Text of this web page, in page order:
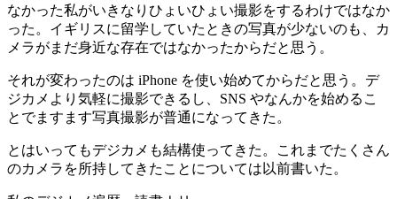
なかった私がいきなりひょいひょい撮影をするわけではなか
った。イギリスに留学していたときの写真が少ないのも、カ
メラがまだ身近な存在ではなかったからだと思う。
それが変わったのは iPhone を使い始めてからだと思う。デ
ジカメより気軽に撮影できるし、SNS やなんかを始めるこ
とでますます写真撮影が普通になってきた。
とはいってもデジカメも結構使ってきた。これまでたくさん
のカメラを所持してきたことについては以前書いた。